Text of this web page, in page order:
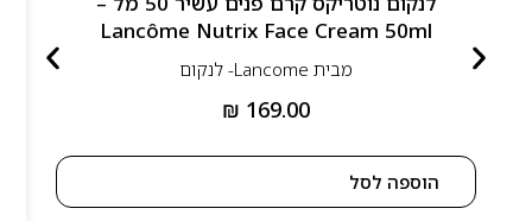
Lancôme Nutrix Face Cream 50ml
מבית Lancome- לנקום
₪ 169.00
הוספה לסל